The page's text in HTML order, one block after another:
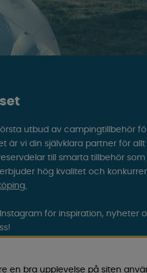
utbud av campingtillbehör
är vi din självklara partner för
till smarta tillbehör
hög kvalitet och
för inspiration, nyheter
en bra upplevelse på siten